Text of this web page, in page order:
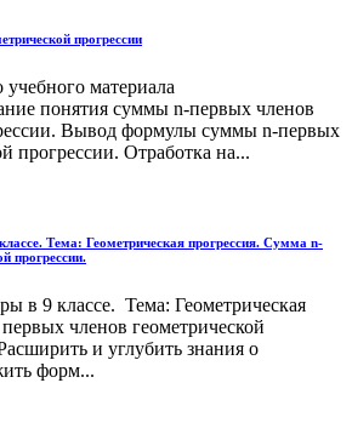
прогрессии
материала
понятия суммы n-первых членов
Вывод формулы суммы n-первых
прогрессии. Отработка на...
Тема: Геометрическая прогрессия. Сумма n-
прогрессии.
в 9 классе. Тема: Геометрическая
членов геометрической
и углубить знания о
форм...